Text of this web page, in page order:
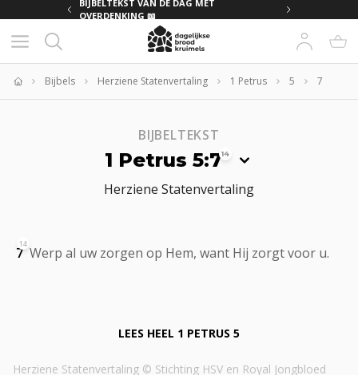
BIJBELTEKST VAN DE DAG MET
OVERDENKING 📖
Home
Bijbels Herziene Statenvertaling 1 Petrus 5 7
BIJBELTEKST
1 Petrus 5:714
Herziene Statenvertaling
7
14
Werp al uw zorgen op Hem, want Hij zorgt voor u.
LEES HEEL 1 PETRUS 5
Herziene Statenvertaling © Stichting HSV en Royal Jongbloed